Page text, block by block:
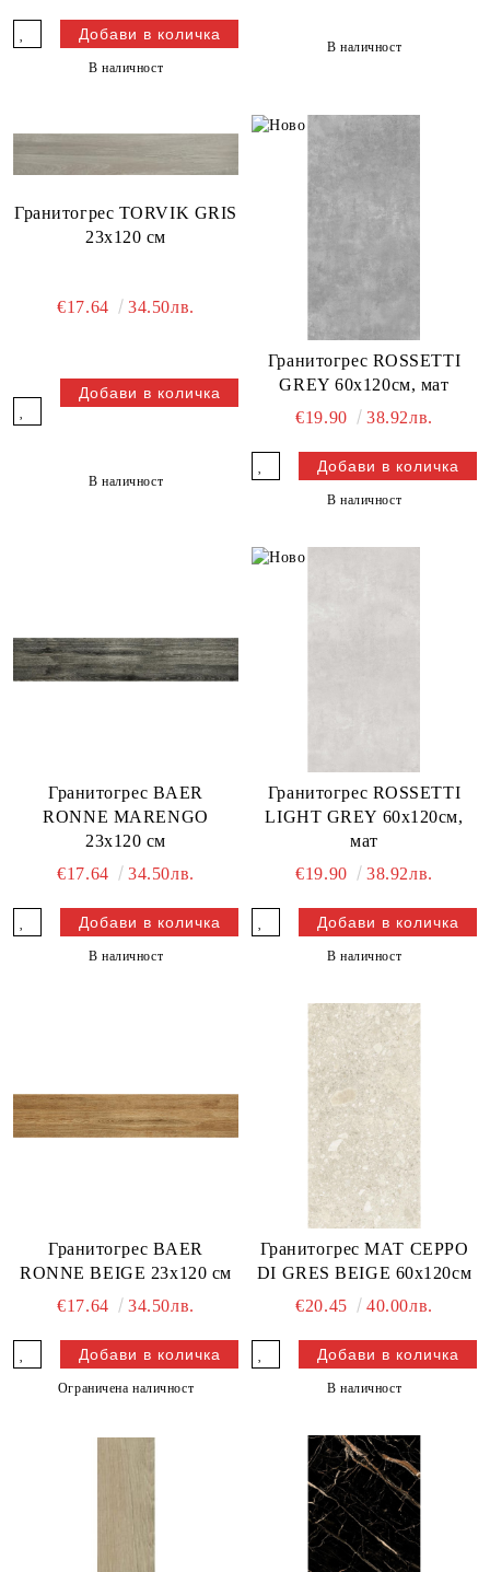
В наличност
В наличност
Гранитогрес TORVIK GRIS
23x120 см
€17.64 34.50лв.
В наличност
Гранитогрес ROSSETTI
GREY 60х120см, мат
€19.90
38.92лв.
В наличност
Гранитогрес BAER
RONNE MARENGO
23x120 см
€17.64
34.50лв.
В наличност
Гранитогрес ROSSETTI
LIGHT GREY 60х120см,
мат
€19.90
38.92лв.
В наличност
Гранитогрес BAER
RONNE BEIGE 23x120 см
€17.64
34.50лв.
Ограничена наличност
Гранитогрес МАТ CEPPO
DI GRES BEIGE 60х120см
€20.45
40.00лв.
В наличност